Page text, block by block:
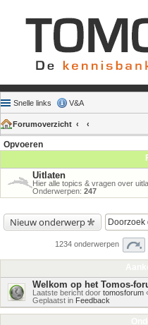
Snelle links V&A
Forumoverzicht
Opvoeren
Uitlaten
Hier alle topics & vragen over
Onderwerpen: 247
Nieuw onderwerp
1234 onderwerpen
Welkom op het Tomos-
Laatste bericht door tomosforum
Geplaatst in Feedback